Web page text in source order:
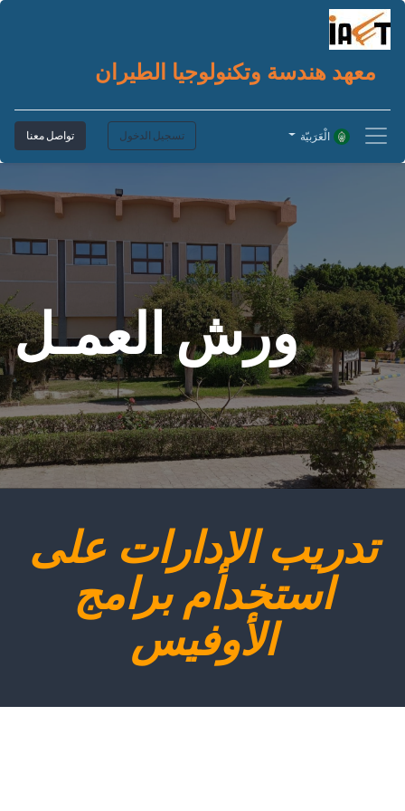
معهد هندسة وتكنولوجيا الطيران
تسجيل الدخول تواصل معنا الْعَرَبيّة
ورش العمـل
تدريب الإدارات على
استخدام برامج
الأوفيس